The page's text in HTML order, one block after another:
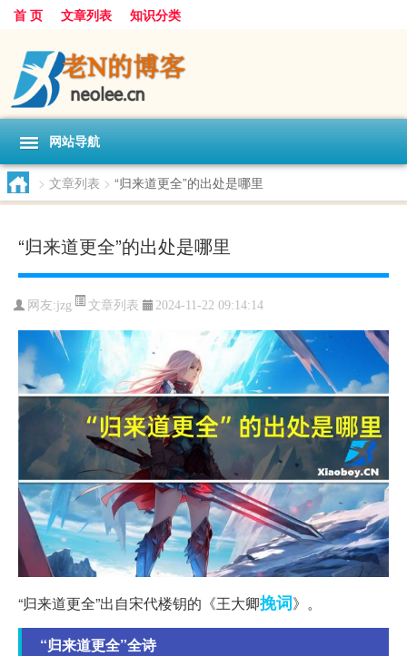
首 页 文章列表 知识分类
网站导航
> 文章列表 > “归来道更全”的出处是哪里
“归来道更全”的出处是哪里
网友:jzg 文章列表 2024-11-22 09:14:14
“归来道更全”出自宋代楼钥的《王大卿挽词》。
“归来道更全”全诗